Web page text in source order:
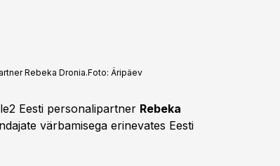
Rebeka Dronia.Foto: Äripäev
Eesti personalipartner Rebeka
värbamisega erinevates Eesti